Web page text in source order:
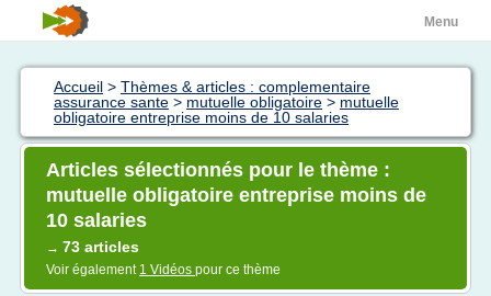
Menu
Accueil > Thèmes & articles : complementaire
assurance sante > mutuelle obligatoire > mutuelle
obligatoire entreprise moins de 10 salaries
Articles sélectionnés pour le thème :
mutuelle obligatoire entreprise moins de
10 salaries
→ 73 articles
Voir également 1 Vidéos pour ce thème